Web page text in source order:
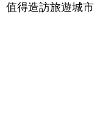
值得造訪旅遊城市